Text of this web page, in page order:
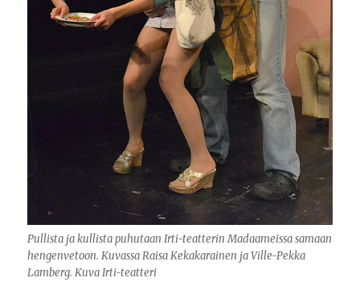
Pullista ja kullista puhutaan Irti-teatterin Madaameissa samaan
hengenvetoon. Kuvassa Raisa Kekakarainen ja Ville-Pekka
Lamberg. Kuva Irti-teatteri